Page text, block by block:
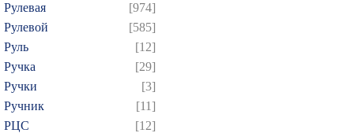
Рулевая
[974]
Рулевой
[585]
Руль
[12]
Ручка
[29]
Ручки
[3]
Ручник
[11]
РЦC
[12]